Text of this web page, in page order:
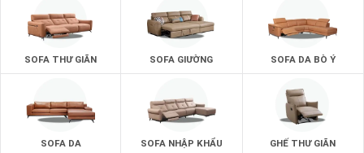
giường, sofa đơn, sofa băng…
Tất cả đều mang một phong thái tân cổ điển và sang trọng
Bạn là người sành điệu thì không thể bỏ lỡ những giá trị
thẩm mỹ đẹp nhất từ những bộ ghế sofa tân cổ điển
không bao giờ lỗi thời từ zSofa.
SOFA THƯ GIÃN SOFA GIƯỜNG SOFA DA BÒ Ý
SOFA DA SOFA NHẬP KHẨU GHẾ THƯ GIÃN